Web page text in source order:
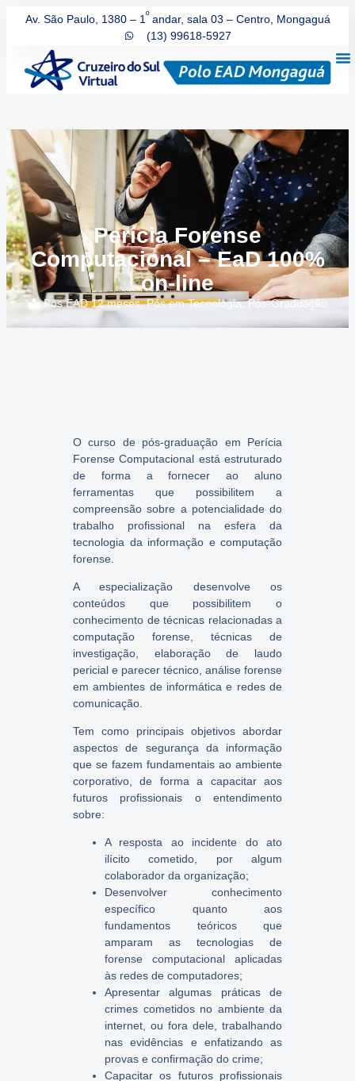
Av. São Paulo, 1380 – 1 ºandar, sala 03 – Centro, Mongaguá
(13) 99618-5927
Perícia Forense
Computacional – EaD 100%
on-line
Pós EAD 12 meses,Pós em Tecnologia,Pós-Graduação
O curso de pós-graduação em Perícia
Forense Computacional está estruturado
de forma a fornecer ao aluno
ferramentas que possibilitem a
compreensão sobre a potencialidade do
trabalho profissional na esfera da
tecnologia da informação e computação
forense.
A especialização desenvolve os
conteúdos que possibilitem o
conhecimento de técnicas relacionadas a
computação forense, técnicas de
investigação, elaboração de laudo
pericial e parecer técnico, análise forense
em ambientes de informática e redes de
comunicação.
Tem como principais objetivos abordar
aspectos de segurança da informação
que se fazem fundamentais ao ambiente
corporativo, de forma a capacitar aos
futuros profissionais o entendimento
sobre:
A resposta ao incidente do ato
ilícito cometido, por algum
colaborador da organização;
Desenvolver conhecimento
específico quanto aos
fundamentos teóricos que
amparam as tecnologias de
forense computacional aplicadas
às redes de computadores;
Apresentar algumas práticas de
crimes cometidos no ambiente da
internet, ou fora dele, trabalhando
nas evidências e enfatizando as
provas e confirmação do crime;
Capacitar os futuros profissionais